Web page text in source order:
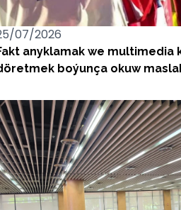
07/2026
anyklamak we multimedia
boýunça okuw